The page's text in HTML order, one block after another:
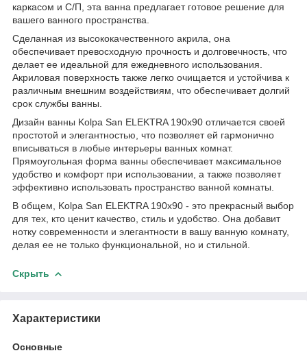
каркасом и С/П, эта ванна предлагает готовое решение для
вашего ванного пространства.
Сделанная из высококачественного акрила, она
обеспечивает превосходную прочность и долговечность, что
делает ее идеальной для ежедневного использования.
Акриловая поверхность также легко очищается и устойчива к
различным внешним воздействиям, что обеспечивает долгий
срок службы ванны.
Дизайн ванны Kolpa San ELEKTRA 190x90 отличается своей
простотой и элегантностью, что позволяет ей гармонично
вписываться в любые интерьеры ванных комнат.
Прямоугольная форма ванны обеспечивает максимальное
удобство и комфорт при использовании, а также позволяет
эффективно использовать пространство ванной комнаты.
В общем, Kolpa San ELEKTRA 190x90 - это прекрасный выбор
для тех, кто ценит качество, стиль и удобство. Она добавит
нотку современности и элегантности в вашу ванную комнату,
делая ее не только функциональной, но и стильной.
Скрыть
Характеристики
Основные